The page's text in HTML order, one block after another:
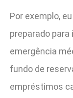
Por exemplo,
preparado
emergência
fundo de
empréstimos